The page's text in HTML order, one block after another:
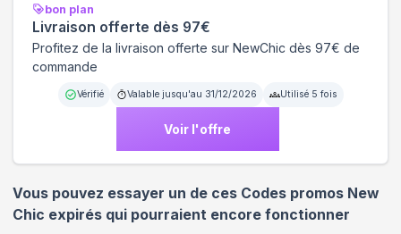
bon plan
Livraison offerte dès 97€
Profitez de la livraison offerte sur NewChic dès 97€ de
commande
Vérifié Valable jusqu'au 31/12/2026 Utilisé 5 fois
Voir l'offre
Vous pouvez essayer un de ces Codes promos New
Chic expirés qui pourraient encore fonctionner